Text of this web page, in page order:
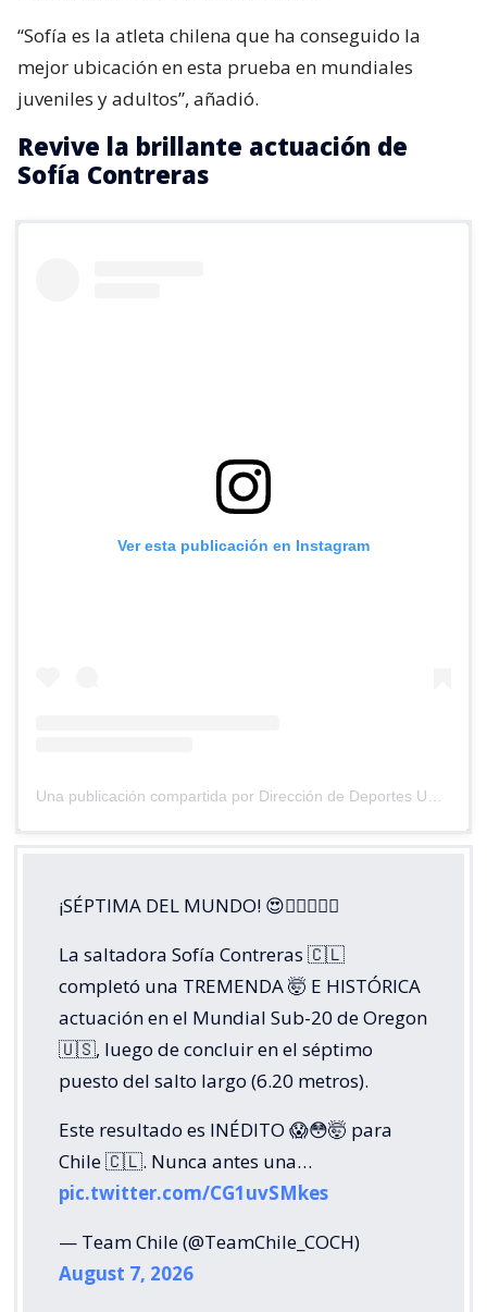
“Sofía es la atleta chilena que ha conseguido la
mejor ubicación en esta prueba en mundiales
juveniles y adultos”, añadió.
Revive la brillante actuación de
Sofía Contreras
Ver esta publicación en Instagram
¡SÉPTIMA DEL MUNDO! 😍😮‍💨🏃🏼‍♀️
La saltadora Sofía Contreras 🇨🇱
completó una TREMENDA 🤯 E HISTÓRICA
actuación en el Mundial Sub-20 de Oregon
🇺🇸, luego de concluir en el séptimo
puesto del salto largo (6.20 metros).
Este resultado es INÉDITO 😱😳🤯 para
Chile 🇨🇱. Nunca antes una…
pic.twitter.com/CG1uvSMkes
— Team Chile (@TeamChile_COCH)
August 7, 2026